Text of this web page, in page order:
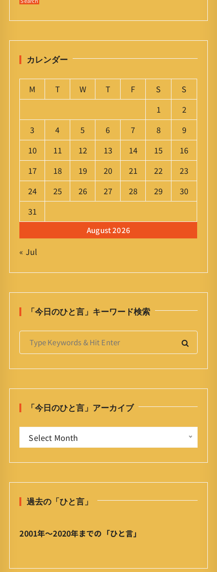
カレンダー
August 2026
M T W T F S
S
1
2
3
4 5 6 7 8
9
10
11 12 13 14 15
16
17
18 19 20 21 22
23
24
25 26 27 28 29
30
31
« Jul
「今日のひと言」キーワード検索
S
r
:
「今日のひと言」アーカイブ
ひ
言
ア
イ
Select Month
過去の「ひと言」
2001年〜2020年までの「ひと言」